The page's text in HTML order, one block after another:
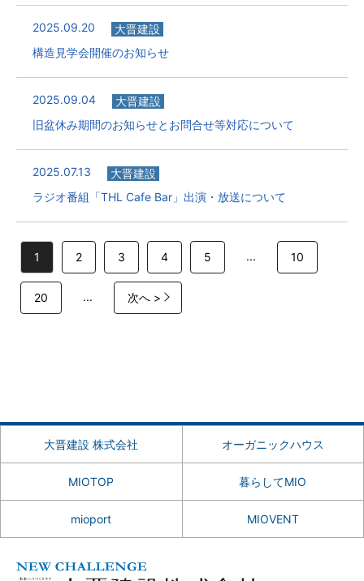
2025.09.20
大晋建設
構造見学会開催のお知らせ
2025.09.04
大晋建設
旧盆休み期間のお知らせとお問合せ等対応について
2025.07.13
大晋建設
ラジオ番組「THL Cafe Bar」出演・放送について
1 2 3 4 5 ... 10
20 ... 次へ >
大晋建設 株式会社 オーガニックハウス
MIOTOP 暮らしてMIO
mioport MIOVENT